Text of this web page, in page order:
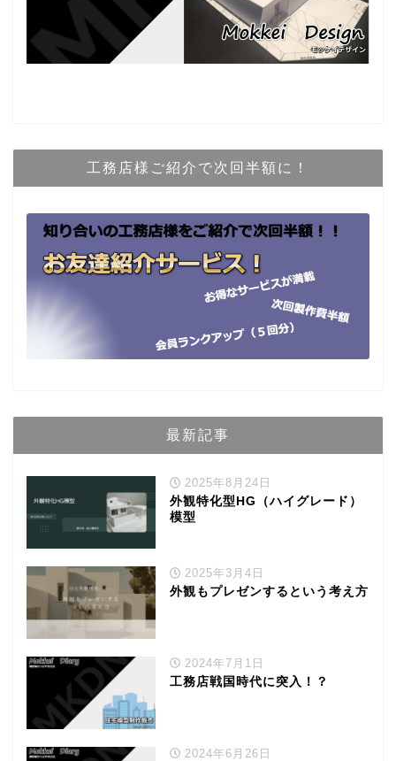
工務店様ご紹介で次回半額に！
最新記事
2025年8月24日
外観特化型HG（ハイグレード）
模型
2025年3月4日
外観もプレゼンするという考え方
2024年7月1日
工務店戦国時代に突入！？
2024年6月26日